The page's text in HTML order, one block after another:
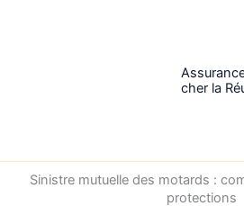
cher la
Sinistre mutuelle des motards :
protections